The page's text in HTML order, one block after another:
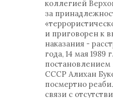
коллегией
за
и приговорен к
наказания -
года, 14 мая 1989 г.
постановлением
СССР Алихан
посмертно
связи с